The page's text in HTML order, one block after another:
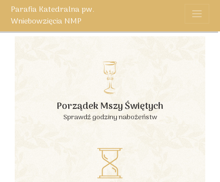
Parafia Katedralna pw.
Wniebowzięcia NMP
Porządek Mszy Świętych
Sprawdź godziny nabożeństw